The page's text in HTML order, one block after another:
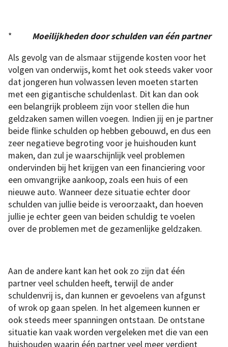
* Moeilijkheden door schulden van één partner
Als gevolg van de alsmaar stijgende kosten voor het
volgen van onderwijs, komt het ook steeds vaker voor
dat jongeren hun volwassen leven moeten starten
met een gigantische schuldenlast. Dit kan dan ook
een belangrijk probleem zijn voor stellen die hun
geldzaken samen willen voegen. Indien jij en je partner
beide flinke schulden op hebben gebouwd, en dus een
zeer negatieve begroting voor je huishouden kunt
maken, dan zul je waarschijnlijk veel problemen
ondervinden bij het krijgen van een financiering voor
een omvangrijke aankoop, zoals een huis of een
nieuwe auto. Wanneer deze situatie echter door
schulden van jullie beide is veroorzaakt, dan hoeven
jullie je echter geen van beiden schuldig te voelen
over de problemen met de gezamenlijke geldzaken.
Aan de andere kant kan het ook zo zijn dat één
partner veel schulden heeft, terwijl de ander
schuldenvrij is, dan kunnen er gevoelens van afgunst
of wrok op gaan spelen. In het algemeen kunnen er
ook steeds meer spanningen ontstaan. De ontstane
situatie kan vaak worden vergeleken met die van een
huishouden waarin één partner veel meer verdient